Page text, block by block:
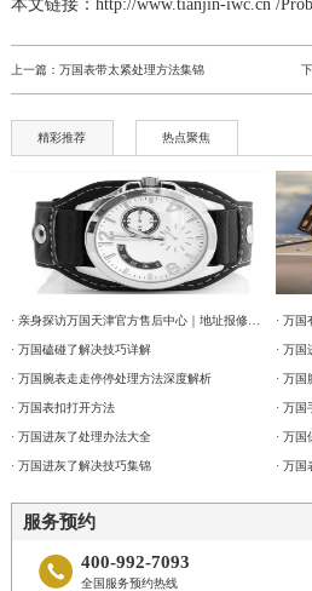
本文链接：http://www.tianjin-iwc.cn /
上一篇： 万国表带太紧处理方法集锦
精彩推荐 热点聚焦
· 亲身探访万国天津官方售后中心｜地址报修全流程真实经历（2026年6月最新）
· 万国磕碰了解决技巧详解
· 万国腕表走走停停处理方法深度解析
· 万国表扣打开方法
· 万国进灰了处理办法大全
· 万国进灰了解决技巧集锦
· 万
· 万
· 万
· 万
· 万
· 万
服务预约
 400-992-7093
全国服务预约热线